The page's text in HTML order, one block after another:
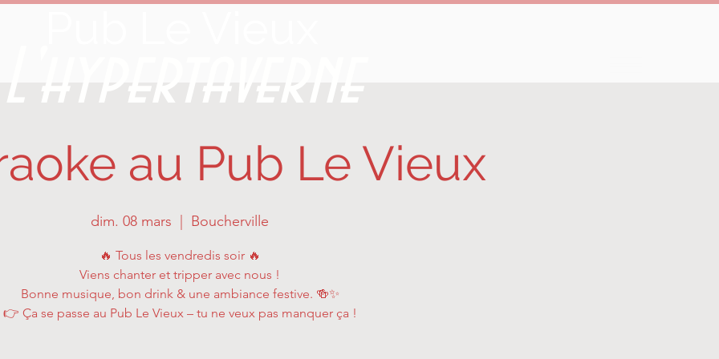
au Pub Le Vieux
dim. 08 mars Boucherville
🔥 Tous les vendredis soir 🔥
Viens chanter et tripper avec nous !
Bonne musique, bon drink & une ambiance festive. 🍻✨
👉 Ça se passe au Pub Le Vieux – tu ne veux pas manquer ça !